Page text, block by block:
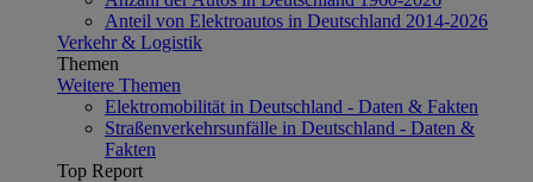
Anteil von Elektroautos in Deutschland 2014-2026
Verkehr & Logistik
Themen
Weitere Themen
Elektromobilität in Deutschland - Daten & Fakten
Straßenverkehrsunfälle in Deutschland - Daten &
Fakten
Top Report